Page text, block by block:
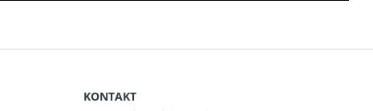
KONTAKT